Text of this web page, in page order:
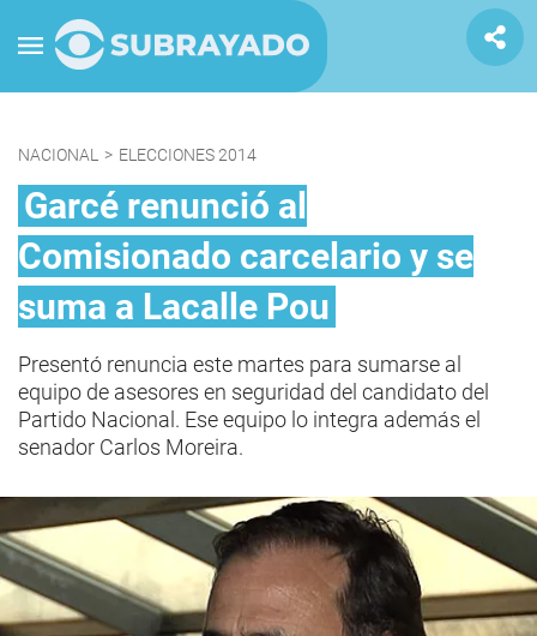
NACIONAL > ELECCIONES 2014
Garcé renunció al
Comisionado carcelario y se
suma a Lacalle Pou
Presentó renuncia este martes para sumarse al
equipo de asesores en seguridad del candidato del
Partido Nacional. Ese equipo lo integra además el
senador Carlos Moreira.